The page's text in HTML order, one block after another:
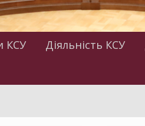
КСУ Діяльність КСУ